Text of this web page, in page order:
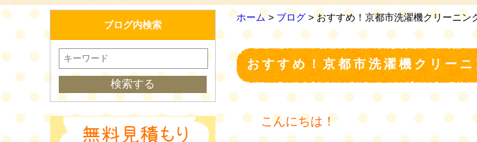
ホーム> ブログ > おすすめ！京都市洗濯機クリーニン
おすすめ！京都市洗濯機クリーニ
こんにちは！
ブログ内検索